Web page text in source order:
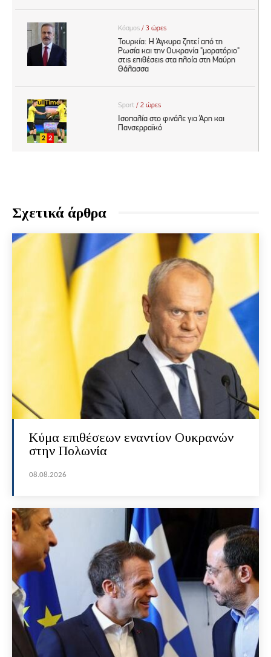
Σχετικά άρθρα
Κύμα επιθέσεων εναντίον Ουκρανών
στην Πολωνία
08.08.2026